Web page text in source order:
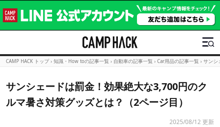
CAMP HACK トップ › 知識・How toの記事一覧 › 自動車の記事一覧 › Car用品の記事一覧 › サンシ
サンシェードは罰金！効果絶大な3,700円のク
ルマ暑さ対策グッズとは？（2ページ目）
2025/08/12 更新